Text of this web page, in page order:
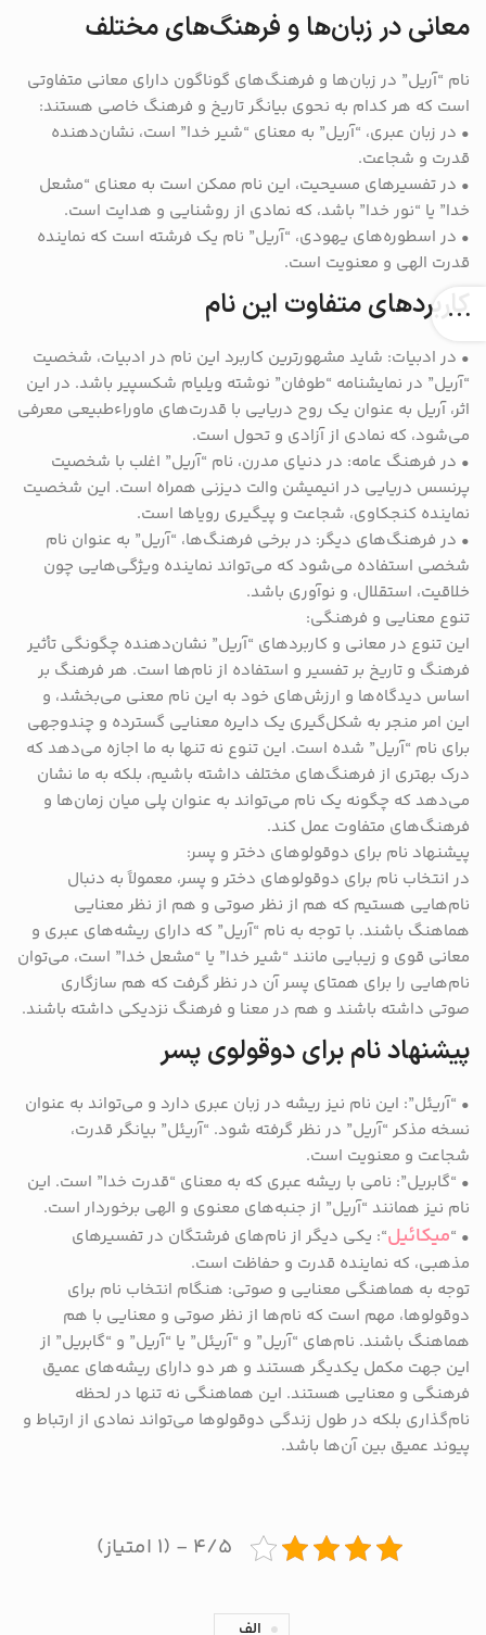
معانی در زبان‌ها و فرهنگ‌های مختلف
نام “آریل” در زبان‌ها و فرهنگ‌های گوناگون دارای معانی متفاوتی
است که هر کدام به نحوی بیانگر تاریخ و فرهنگ خاصی هستند:
• در زبان عبری، “آریل” به معنای “شیر خدا” است، نشان‌دهنده
قدرت و شجاعت.
• در تفسیرهای مسیحیت، این نام ممکن است به معنای “مشعل
خدا” یا “نور خدا” باشد، که نمادی از روشنایی و هدایت است.
• در اسطوره‌های یهودی، “آریل” نام یک فرشته است که نماینده
قدرت الهی و معنویت است.
کاربردهای متفاوت این نام
• در ادبیات: شاید مشهورترین کاربرد این نام در ادبیات، شخصیت
“آریل” در نمایشنامه “طوفان” نوشته ویلیام شکسپیر باشد. در این
اثر، آریل به عنوان یک روح دریایی با قدرت‌های ماوراءطبیعی معرفی
می‌شود، که نمادی از آزادی و تحول است.
• در فرهنگ عامه: در دنیای مدرن، نام “آریل” اغلب با شخصیت
پرنسس دریایی در انیمیشن والت دیزنی همراه است. این شخصیت
نماینده کنجکاوی، شجاعت و پیگیری رویاها است.
• در فرهنگ‌های دیگر: در برخی فرهنگ‌ها، “آریل” به عنوان نام
شخصی استفاده می‌شود که می‌تواند نماینده ویژگی‌هایی چون
خلاقیت، استقلال، و نوآوری باشد.
تنوع معنایی و فرهنگی:
این تنوع در معانی و کاربردهای “آریل” نشان‌دهنده چگونگی تأثیر
فرهنگ و تاریخ بر تفسیر و استفاده از نام‌ها است. هر فرهنگ بر
اساس دیدگاه‌ها و ارزش‌های خود به این نام معنی می‌بخشد، و
این امر منجر به شکل‌گیری یک دایره معنایی گسترده و چندوجهی
برای نام “آریل” شده است. این تنوع نه تنها به ما اجازه می‌دهد که
درک بهتری از فرهنگ‌های مختلف داشته باشیم، بلکه به ما نشان
می‌دهد که چگونه یک نام می‌تواند به عنوان پلی میان زمان‌ها و
فرهنگ‌های متفاوت عمل کند.
پیشنهاد نام برای دوقولوهای دختر و پسر:
در انتخاب نام برای دوقولوهای دختر و پسر، معمولاً به دنبال
نام‌هایی هستیم که هم از نظر صوتی و هم از نظر معنایی
هماهنگ باشند. با توجه به نام “آریل” که دارای ریشه‌های عبری و
معانی قوی و زیبایی مانند “شیر خدا” یا “مشعل خدا” است، می‌توان
نام‌هایی را برای همتای پسر آن در نظر گرفت که هم سازگاری
صوتی داشته باشند و هم در معنا و فرهنگ نزدیکی داشته باشند.
پیشنهاد نام برای دوقولوی پسر
• “آریئل”: این نام نیز ریشه در زبان عبری دارد و می‌تواند به عنوان
نسخه مذکر “آریل” در نظر گرفته شود. “آریئل” بیانگر قدرت،
شجاعت و معنویت است.
• “گابریل”: نامی با ریشه عبری که به معنای “قدرت خدا” است. این
نام نیز همانند “آریل” از جنبه‌های معنوی و الهی برخوردار است.
• “میکائیل“: یکی دیگر از نام‌های فرشتگان در تفسیرهای
مذهبی، که نماینده قدرت و حفاظت است.
توجه به هماهنگی معنایی و صوتی: هنگام انتخاب نام برای
دوقولوها، مهم است که نام‌ها از نظر صوتی و معنایی با هم
هماهنگ باشند. نام‌های “آریل” و “آریئل” یا “آریل” و “گابریل” از
این جهت مکمل یکدیگر هستند و هر دو دارای ریشه‌های عمیق
فرهنگی و معنایی هستند. این هماهنگی نه تنها در لحظه
نام‌گذاری بلکه در طول زندگی دوقولوها می‌تواند نمادی از ارتباط و
پیوند عمیق بین آن‌ها باشد.
۴/۵ - (۱ امتیاز)
الف